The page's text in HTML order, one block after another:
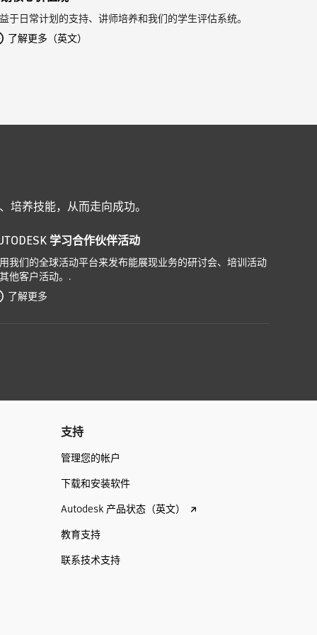
于日常计划的支持、讲师培养和我们的学生评估系统。
了解更多（英文）
养技能，从而走向成功。
学习合作伙伴活动
我们的全球活动平台来发布能展现业务的研讨会、培训活动
他客户活动。.
了解更多
支持
管理您的帐户
下载和安装软件
Autodesk 产品状态（英文）
教育支持
联系技术支持